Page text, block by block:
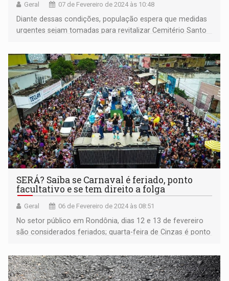
Geral 07 de Fevereiro de 2024 às 10:48
Diante dessas condições, população espera que medidas
urgentes sejam tomadas para revitalizar Cemitério Santo
SERÁ? Saiba se Carnaval é feriado, ponto
facultativo e se tem direito a folga
Geral 06 de Fevereiro de 2024 às 08:51
No setor público em Rondônia, dias 12 e 13 de fevereiro
são considerados feriados; quarta-feira de Cinzas é ponto